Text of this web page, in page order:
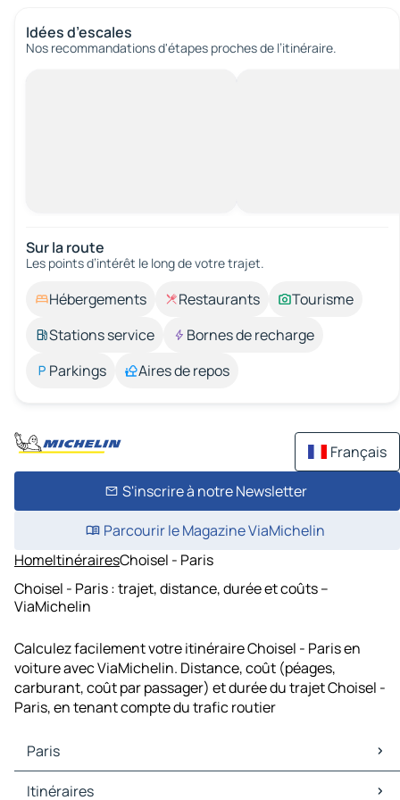
Idées d’escales
Nos recommandations d'étapes proches de l’itinéraire.
Sur la route
Les points d’intérêt le long de votre trajet.
Hébergements Restaurants
Tourisme
Stations service
Bornes de recharge
Parkings
Aires de repos
Français
S'inscrire à notre Newsletter
Parcourir le Magazine ViaMichelin
HomeItinérairesChoisel - Paris
Choisel - Paris : trajet, distance, durée et coûts –
ViaMichelin
Calculez facilement votre itinéraire Choisel - Paris en
voiture avec ViaMichelin. Distance, coût (péages,
carburant, coût par passager) et durée du trajet Choisel -
Paris, en tenant compte du trafic routier
Paris
Paris Cartes et plans
Itinéraires